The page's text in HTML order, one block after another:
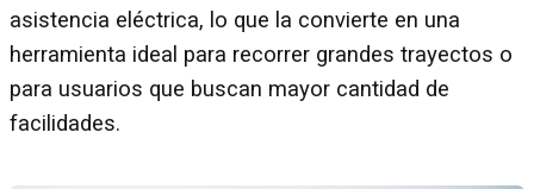
asistencia eléctrica, lo que la convierte en una
herramienta ideal para recorrer grandes trayectos o
para usuarios que buscan mayor cantidad de
facilidades.